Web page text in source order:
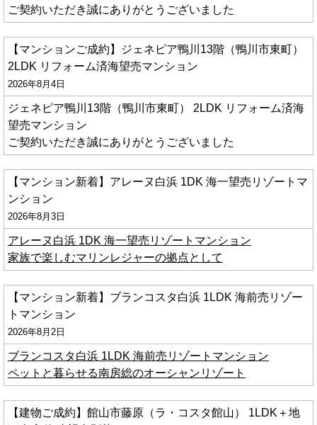
ご契約いただき誠にありがとうございました
【マンションご成約】ジェネピア鴨川13階（鴨川市東町）
2LDK リフォーム済海望売マンション
2026年8月4日
ジェネピア鴨川13階（鴨川市東町） 2LDK リフォーム済海
望売マンション
ご契約いただき誠にありがとうございました
【マンション新着】アレーヌ白浜 1DK 海一望売リゾートマ
ンション
2026年8月3日
アレーヌ白浜 1DK 海一望売リゾートマンション
家族で楽しむマリンレジャーの拠点として
【マンション新着】ブランコスタ白浜 1LDK 海前売リゾー
トマンション
2026年8月2日
ブランコスタ白浜 1LDK 海前売リゾートマンション
ペットと暮らせる南房総のオーシャンリゾート
【建物ご成約】館山市藤原（ラ・コスタ館山） 1LDK＋地